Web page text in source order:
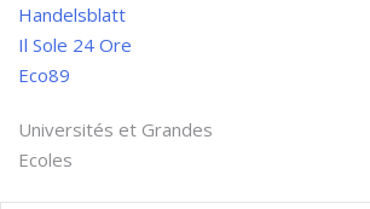
Handelsblatt
Il Sole 24 Ore
Eco89
Navigation
de
Universités et Grandes
Ecoles